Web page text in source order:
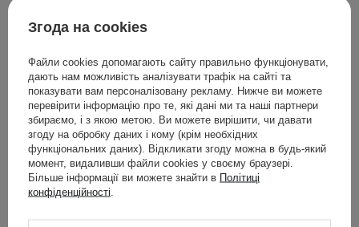
Згода на cookies
Файли cookies допомагають сайту правильно функціонувати,
дають нам можливість аналізувати трафік на сайті та
показувати вам персоналізовану рекламу. Нижче ви можете
перевірити інформацію про те, які дані ми та наші партнери
збираємо, і з якою метою. Ви можете вирішити, чи давати
згоду на обробку даних і кому (крім необхідних
функціональних даних). Відкликати згоду можна в будь-який
момент, видаливши файли cookies у своєму браузері.
Більше інформації ви можете знайти в Політиці
конфіденційності